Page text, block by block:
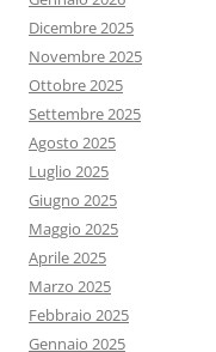
Dicembre 2025
Novembre 2025
Ottobre 2025
Settembre 2025
Agosto 2025
Luglio 2025
Giugno 2025
Maggio 2025
Aprile 2025
Marzo 2025
Febbraio 2025
Gennaio 2025